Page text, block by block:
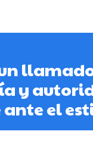
un
y
el